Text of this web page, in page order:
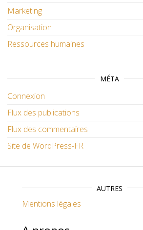
Marketing
Organisation
Ressources humaines
MÉTA
Connexion
Flux des publications
Flux des commentaires
Site de WordPress-FR
AUTRES
Mentions légales